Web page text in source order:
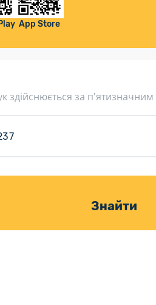
для саду
App Store
здійснюється за п'ятизначним
Знайти